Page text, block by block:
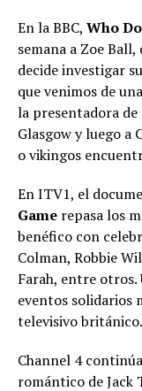
En la BBC, Who
semana a Zoe
decide investigar
que venimos de
la presentadora de
Glasgow y luego a
o vikingos
En ITV1, el
Game repasa los
benéfico con
Colman, Robbie
Farah, entre otros.
eventos solidarios
televisivo británico.
Channel 4
romántico de Jack